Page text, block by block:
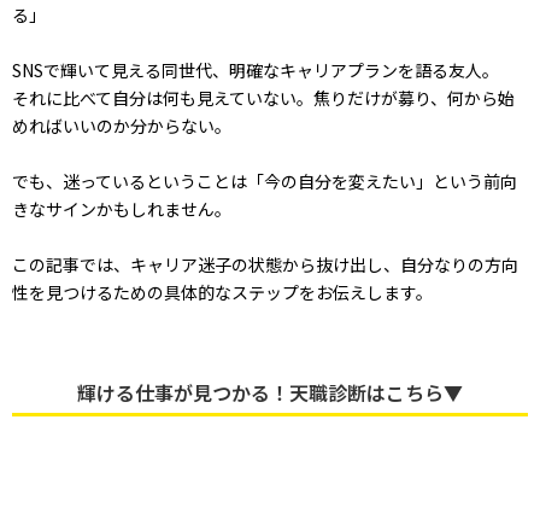
る」
SNSで輝いて見える同世代、明確なキャリアプランを語る友人。
それに比べて自分は何も見えていない。焦りだけが募り、何から始
めればいいのか分からない。
でも、迷っているということは「今の自分を変えたい」という前向
きなサインかもしれません。
この記事では、キャリア迷子の状態から抜け出し、自分なりの方向
性を見つけるための具体的なステップをお伝えします。
輝ける仕事が見つかる！天職診断はこちら▼